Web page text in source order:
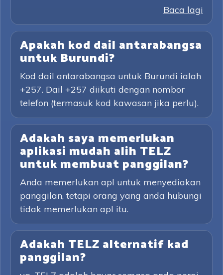
Baca lagi
Apakah kod dail antarabangsa
untuk Burundi?
Kod dail antarabangsa untuk Burundi ialah
+257. Dail +257 diikuti dengan nombor
telefon (termasuk kod kawasan jika perlu).
Adakah saya memerlukan
aplikasi mudah alih TELZ
untuk membuat panggilan?
Anda memerlukan apl untuk menyediakan
panggilan, tetapi orang yang anda hubungi
tidak memerlukan apl itu.
Adakah TELZ alternatif kad
panggilan?